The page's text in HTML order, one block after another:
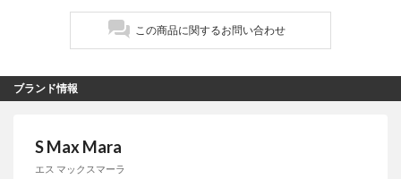
この商品に関するお問い合わせ
ブランド情報
S Max Mara
エス マックスマーラ